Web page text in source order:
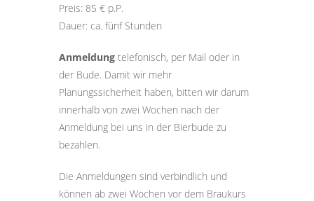
Preis: 85 € p.P.
Dauer: ca. fünf Stunden
Anmeldung telefonisch, per Mail oder in
der Bude. Damit wir mehr
Planungssicherheit haben, bitten wir darum
innerhalb von zwei Wochen nach der
Anmeldung bei uns in der Bierbude zu
bezahlen.
Die Anmeldungen sind verbindlich und
können ab zwei Wochen vor dem Braukurs